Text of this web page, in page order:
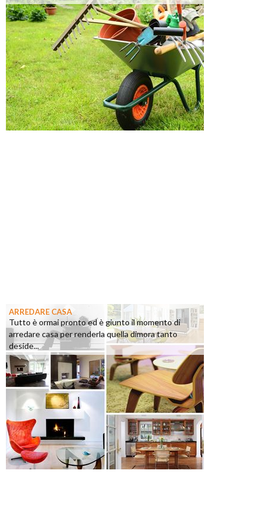
ARREDARE CASA
Tutto è ormai pronto ed è giunto il momento di
arredare casa per renderla quella dimora tanto
deside...